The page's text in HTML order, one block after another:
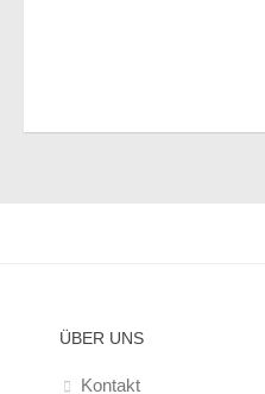
ÜBER UNS
Kontakt